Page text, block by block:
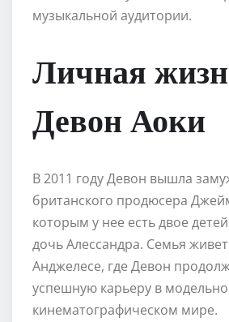
музыкальной аудитории.
Личная
Девон Аоки
В 2011 году Девон вышла
британского продюсера
которым у нее есть двое
дочь Алессандра. Семья
Анджелесе, где Девон
успешную карьеру в
кинематографическом мире.